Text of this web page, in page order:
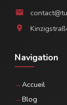
email
location_on
Navigation
Accueil
Blog